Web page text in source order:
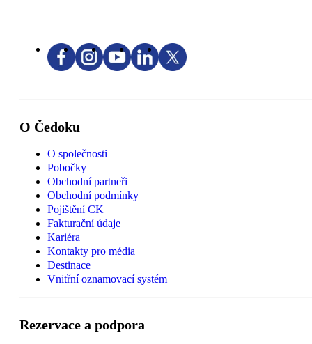
O Čedoku
O společnosti
Pobočky
Obchodní partneři
Obchodní podmínky
Pojištění CK
Fakturační údaje
Kariéra
Kontakty pro média
Destinace
Vnitřní oznamovací systém
Rezervace a podpora